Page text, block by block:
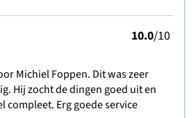
10.0/10
Michiel Foppen. Dit was zeer
Hij zocht de dingen goed uit en
compleet. Erg goede service